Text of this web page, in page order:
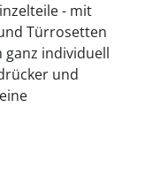
- mit
Türrosetten
ganz individuell
und